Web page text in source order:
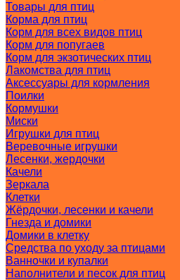
Товары для птиц
Корма для птиц
Корм для всех видов птиц
Корм для попугаев
Корм для экзотических птиц
Лакомства для птиц
Аксессуары для кормления
Поилки
Кормушки
Миски
Игрушки для птиц
Веревочные игрушки
Лесенки, жердочки
Качели
Зеркала
Клетки
Жёрдочки, лесенки и качели
Гнезда и домики
Домики в клетку
Средства по уходу за птицами
Ванночки и купалки
Наполнители и песок для птиц